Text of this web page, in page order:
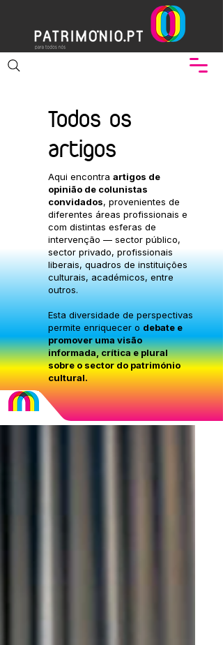
Todos os
artigos
Aqui encontra artigos de
opinião de colunistas
convidados, provenientes de
diferentes áreas profissionais e
com distintas esferas de
intervenção — sector público,
sector privado, profissionais
liberais, quadros de instituições
culturais, académicos, entre
outros.
Esta diversidade de perspectivas
permite enriquecer o debate e
promover uma visão
informada, crítica e plural
sobre o sector do património
cultural.